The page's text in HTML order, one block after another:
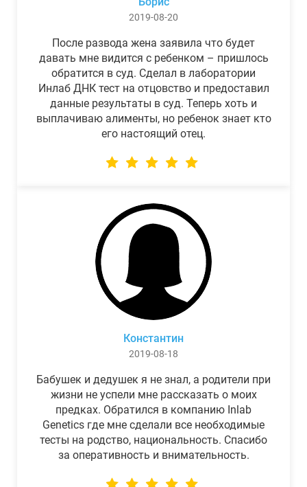
2019-08-20
После развода жена заявила что будет
давать мне видится с ребенком – пришлось
обратится в суд. Сделал в лаборатории
Инлаб ДНК тест на отцовство и предоставил
данные результаты в суд. Теперь хоть и
выплачиваю алименты, но ребенок знает кто
его настоящий отец.
Константин
2019-08-18
Бабушек и дедушек я не знал, а родители при
жизни не успели мне рассказать о моих
предках. Обратился в компанию Inlab
Genetics где мне сделали все необходимые
тесты на родство, национальность. Спасибо
за оперативность и внимательность.